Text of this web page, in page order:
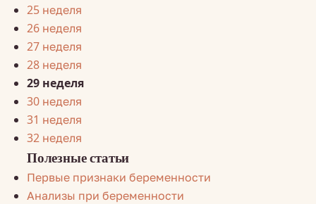
25 неделя
26 неделя
27 неделя
28 неделя
29 неделя
30 неделя
31 неделя
32 неделя
Полезные статьи
Первые признаки беременности
Анализы при беременности